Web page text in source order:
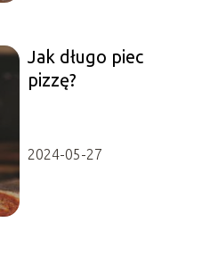
Jak długo piec
pizzę?
2024-05-27